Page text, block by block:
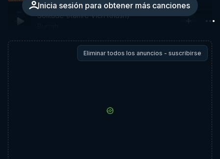
Inicia sesión para obtener más canciones
Solitude (Kamre Vich Khush)
Eliminar todos los anuncios - suscribirse